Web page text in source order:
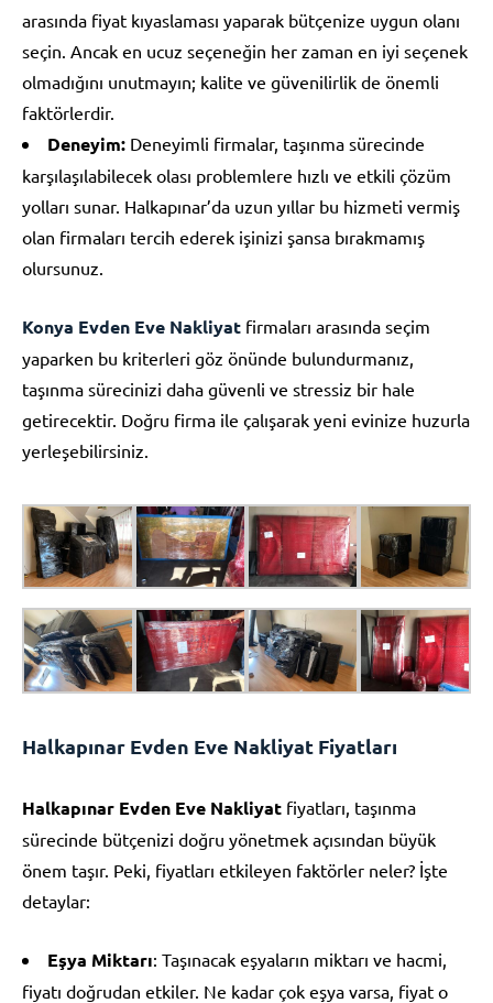
arasında fiyat kıyaslaması yaparak bütçenize uygun olanı
seçin. Ancak en ucuz seçeneğin her zaman en iyi seçenek
olmadığını unutmayın; kalite ve güvenilirlik de önemli
faktörlerdir.
Deneyim: Deneyimli firmalar, taşınma sürecinde
karşılaşılabilecek olası problemlere hızlı ve etkili çözüm
yolları sunar. Halkapınar’da uzun yıllar bu hizmeti vermiş
olan firmaları tercih ederek işinizi şansa bırakmamış
olursunuz.
Konya Evden Eve Nakliyat firmaları arasında seçim
yaparken bu kriterleri göz önünde bulundurmanız,
taşınma sürecinizi daha güvenli ve stressiz bir hale
getirecektir. Doğru firma ile çalışarak yeni evinize huzurla
yerleşebilirsiniz.
Halkapınar Evden Eve Nakliyat Fiyatları
Halkapınar Evden Eve Nakliyat fiyatları, taşınma
sürecinde bütçenizi doğru yönetmek açısından büyük
önem taşır. Peki, fiyatları etkileyen faktörler neler? İşte
detaylar:
Eşya Miktarı: Taşınacak eşyaların miktarı ve hacmi,
fiyatı doğrudan etkiler. Ne kadar çok eşya varsa, fiyat o